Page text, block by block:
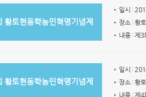
황토현동학농민혁명기념제
• 일시 :
• 장소 : 황
• 내용 : 제3
황토현동학농민혁명기념제
• 일시 :
• 장소 : 황
• 내용 : 제4